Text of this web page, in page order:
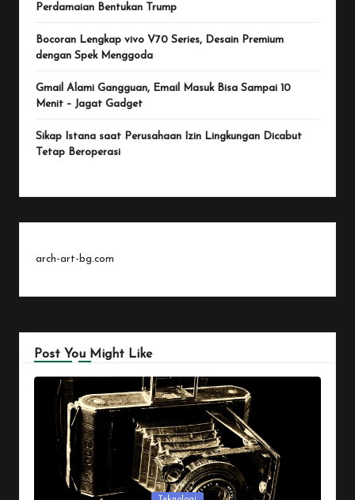
Perdamaian Bentukan Trump
Bocoran Lengkap vivo V70 Series, Desain Premium
dengan Spek Menggoda
Gmail Alami Gangguan, Email Masuk Bisa Sampai 10
Menit – Jagat Gadget
Sikap Istana saat Perusahaan Izin Lingkungan Dicabut
Tetap Beroperasi
arch-art-bg.com
Post You Might Like